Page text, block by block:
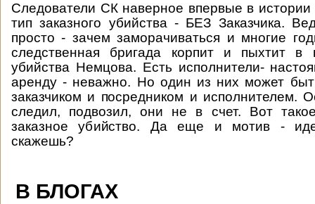
Следователи СК наверное впервые в
тип заказного убийства - БЕЗ Заказчика.
просто - зачем заморачиваться и многие
следственная бригада корпит и пыхтит в
убийства Немцова. Есть исполнители-
аренду - неважно. Но один из них может
заказчиком и посредником и исполнителем.
следил, подвозил, они не в счет. Вот
заказное убийство. Да еще и мотив -
скажешь?
В БЛОГАХ